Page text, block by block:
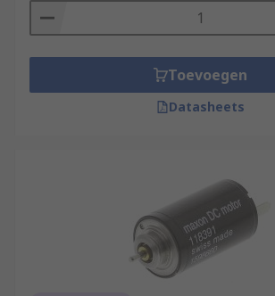
Toevoegen
Datasheets